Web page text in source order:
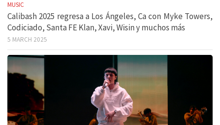
MUSIC
Calibash 2025 regresa a Los Ángeles, Ca con Myke Towers,
Codiciado, Santa FE Klan, Xavi, Wisin y muchos más
5 MARCH 2025